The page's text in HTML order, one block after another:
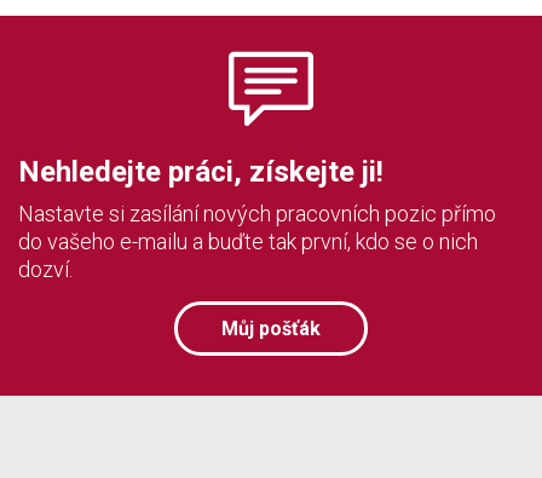
Nehledejte práci, získejte ji!
Nastavte si zasílání nových pracovních pozic přímo
do vašeho e-mailu a buďte tak první, kdo se o nich
dozví.
Můj pošťák